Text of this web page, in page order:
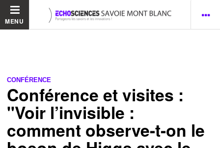
MENU
CONFÉRENCE
Conférence et visites :
"Voir l’invisible :
comment observe-t-on le